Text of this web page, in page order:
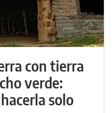
con tierra
verde:
solo